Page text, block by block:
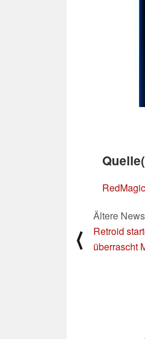
⟨
Ältere News
Retroid
überrascht